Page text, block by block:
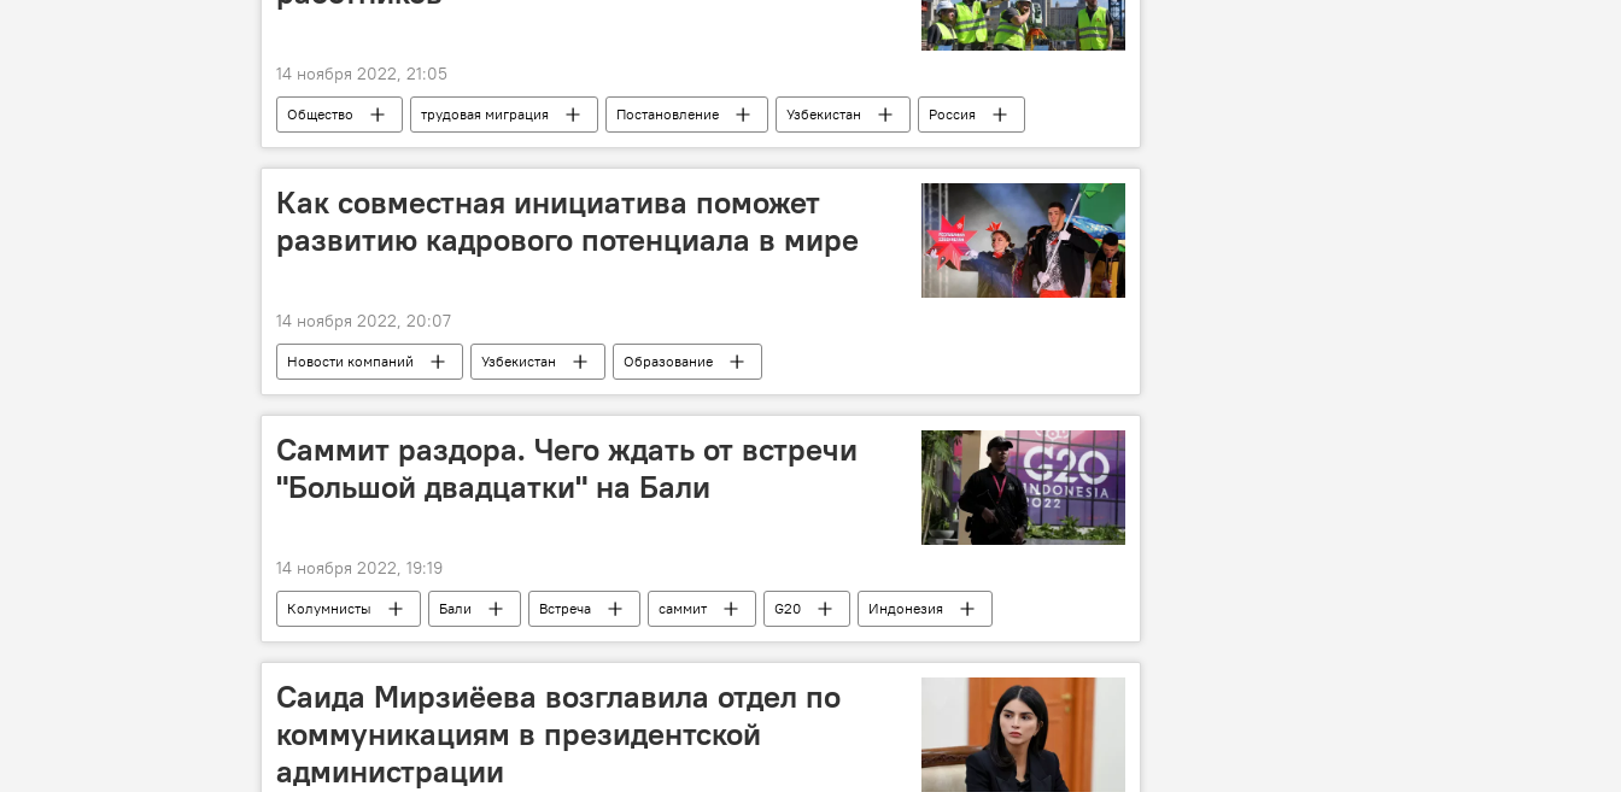
14 ноября 2022, 21:05
Общество трудовая миграция Постановление Узбекистан Россия
Как совместная инициатива поможет
развитию кадрового потенциала в мире
14 ноября 2022, 20:07
Новости компаний Узбекистан
Образование
Центр профессионального образования
Россия
Саммит раздора. Чего ждать от встречи
"Большой двадцатки" на Бали
14 ноября 2022, 19:19
Колумнисты Бали Встреча саммит G20 Индонезия
Саида Мирзиёева возглавила отдел по
коммуникациям в президентской
администрации